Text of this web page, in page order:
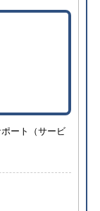
ート（サービ